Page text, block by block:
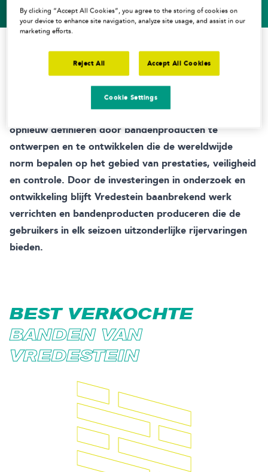
De visie bij Vredestein is altijd hetzelfde geweest,
namelijk de manier waarop wij ons verplaatsen
opnieuw definiëren door bandenproducten te
ontwerpen en te ontwikkelen die de wereldwijde
norm bepalen op het gebied van prestaties, veiligheid
en controle. Door de investeringen in onderzoek en
ontwikkeling blijft Vredestein baanbrekend werk
verrichten en bandenproducten produceren die de
gebruikers in elk seizoen uitzonderlijke rijervaringen
bieden.
BEST VERKOCHTE
BANDEN VAN
VREDESTEIN
By clicking “Accept All Cookies”, you agree to the storing of cookies on
your device to enhance site navigation, analyze site usage, and assist in our
marketing efforts.
Reject All Accept All Cookies
Cookie Settings